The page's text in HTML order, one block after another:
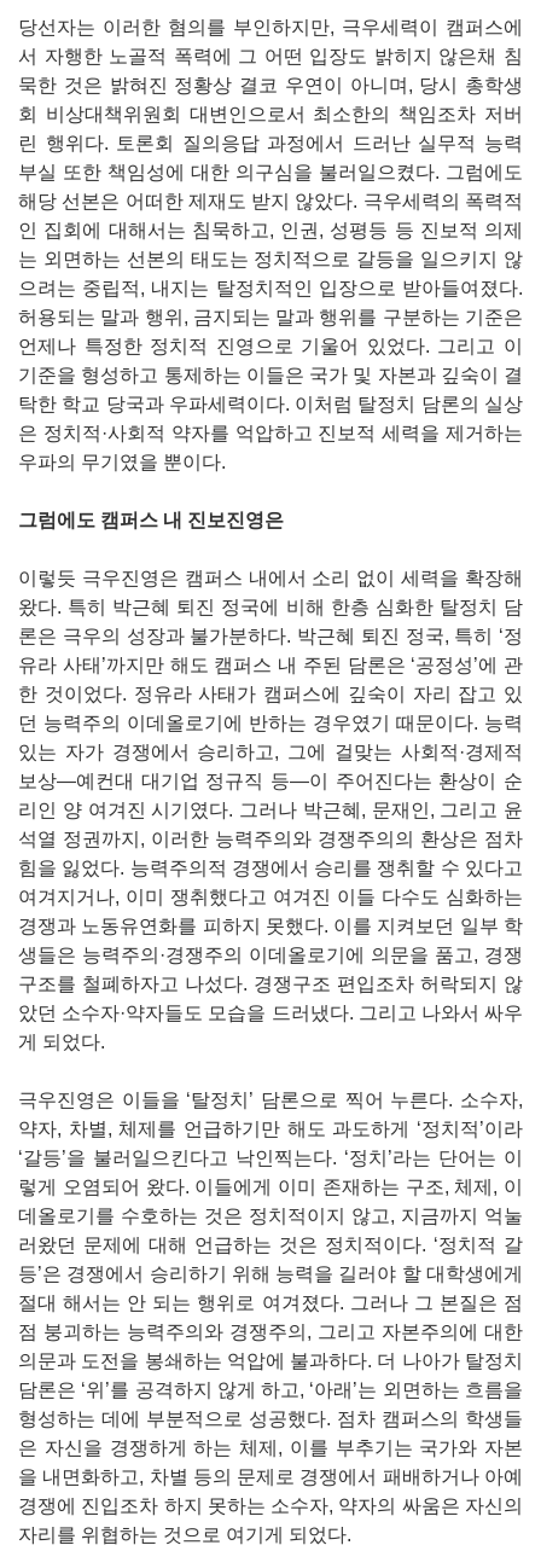
당선자는 이러한 혐의를 부인하지만, 극우세력이 캠퍼스에
서 자행한 노골적 폭력에 그 어떤 입장도 밝히지 않은채 침
묵한 것은 밝혀진 정황상 결코 우연이 아니며, 당시 총학생
회 비상대책위원회 대변인으로서 최소한의 책임조차 저버
린 행위다. 토론회 질의응답 과정에서 드러난 실무적 능력
부실 또한 책임성에 대한 의구심을 불러일으켰다. 그럼에도
해당 선본은 어떠한 제재도 받지 않았다. 극우세력의 폭력적
인 집회에 대해서는 침묵하고, 인권, 성평등 등 진보적 의제
는 외면하는 선본의 태도는 정치적으로 갈등을 일으키지 않
으려는 중립적, 내지는 탈정치적인 입장으로 받아들여졌다.
허용되는 말과 행위, 금지되는 말과 행위를 구분하는 기준은
언제나 특정한 정치적 진영으로 기울어 있었다. 그리고 이
기준을 형성하고 통제하는 이들은 국가 및 자본과 깊숙이 결
탁한 학교 당국과 우파세력이다. 이처럼 탈정치 담론의 실상
은 정치적·사회적 약자를 억압하고 진보적 세력을 제거하는
우파의 무기였을 뿐이다.
그럼에도 캠퍼스 내 진보진영은
이렇듯 극우진영은 캠퍼스 내에서 소리 없이 세력을 확장해
왔다. 특히 박근혜 퇴진 정국에 비해 한층 심화한 탈정치 담
론은 극우의 성장과 불가분하다. 박근혜 퇴진 정국, 특히 ‘정
유라 사태’까지만 해도 캠퍼스 내 주된 담론은 ‘공정성’에 관
한 것이었다. 정유라 사태가 캠퍼스에 깊숙이 자리 잡고 있
던 능력주의 이데올로기에 반하는 경우였기 때문이다. 능력
있는 자가 경쟁에서 승리하고, 그에 걸맞는 사회적·경제적
보상―예컨대 대기업 정규직 등―이 주어진다는 환상이 순
리인 양 여겨진 시기였다. 그러나 박근혜, 문재인, 그리고 윤
석열 정권까지, 이러한 능력주의와 경쟁주의의 환상은 점차
힘을 잃었다. 능력주의적 경쟁에서 승리를 쟁취할 수 있다고
여겨지거나, 이미 쟁취했다고 여겨진 이들 다수도 심화하는
경쟁과 노동유연화를 피하지 못했다. 이를 지켜보던 일부 학
생들은 능력주의·경쟁주의 이데올로기에 의문을 품고, 경쟁
구조를 철폐하자고 나섰다. 경쟁구조 편입조차 허락되지 않
았던 소수자·약자들도 모습을 드러냈다. 그리고 나와서 싸우
게 되었다.
극우진영은 이들을 ‘탈정치’ 담론으로 찍어 누른다. 소수자,
약자, 차별, 체제를 언급하기만 해도 과도하게 ‘정치적’이라
‘갈등’을 불러일으킨다고 낙인찍는다. ‘정치’라는 단어는 이
렇게 오염되어 왔다. 이들에게 이미 존재하는 구조, 체제, 이
데올로기를 수호하는 것은 정치적이지 않고, 지금까지 억눌
러왔던 문제에 대해 언급하는 것은 정치적이다. ‘정치적 갈
등’은 경쟁에서 승리하기 위해 능력을 길러야 할 대학생에게
절대 해서는 안 되는 행위로 여겨졌다. 그러나 그 본질은 점
점 붕괴하는 능력주의와 경쟁주의, 그리고 자본주의에 대한
의문과 도전을 봉쇄하는 억압에 불과하다. 더 나아가 탈정치
담론은 ‘위’를 공격하지 않게 하고, ‘아래’는 외면하는 흐름을
형성하는 데에 부분적으로 성공했다. 점차 캠퍼스의 학생들
은 자신을 경쟁하게 하는 체제, 이를 부추기는 국가와 자본
을 내면화하고, 차별 등의 문제로 경쟁에서 패배하거나 아예
경쟁에 진입조차 하지 못하는 소수자, 약자의 싸움은 자신의
자리를 위협하는 것으로 여기게 되었다.